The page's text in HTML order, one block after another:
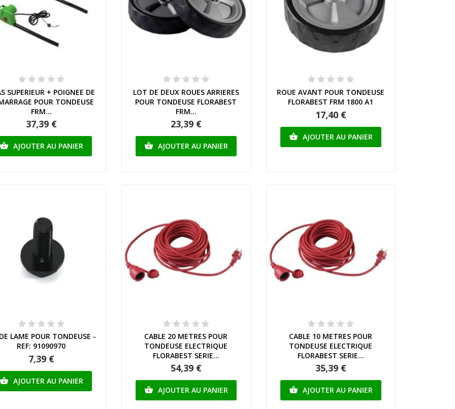
Aperçu rapide
SUPERIEUR + POIGNEE DE
POUR TONDEUSE
FRM...
37,39 €
AJOUTER AU PANIER
Aperçu rapide
LOT DE DEUX ROUES ARRIERES
POUR TONDEUSE FLORABEST
FRM...
23,39 €
 AJOUTER AU PANIER
Aperçu rapide
ROUE AVANT POUR TONDEUSE
FLORABEST FRM 1800 A1
17,40 €
 AJOUTER AU PANIER
Aperçu rapide
LAME POUR TONDEUSE -
REF: 91090970
7,39 €
AJOUTER AU PANIER
Aperçu rapide
CABLE 20 METRES POUR
TONDEUSE ELECTRIQUE
FLORABEST SERIE...
54,39 €
 AJOUTER AU PANIER
Aperçu rapide
CABLE 10 METRES POUR
TONDEUSE ELECTRIQUE
FLORABEST SERIE...
35,39 €
 AJOUTER AU PANIER